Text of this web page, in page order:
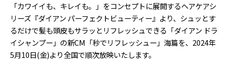
「カワイイも、キレイも。」をコンセプトに展開するヘアケアシ
リーズ『ダイアン パーフェクトビューティー』より、シュッとす
るだけで髪も頭皮もサラッとリフレッシュできる「ダイアン ドラ
イシャンプー」の新CM「秒でリフレッシュー」海篇を、2024年
5月10日(金)より全国で順次放映いたします。